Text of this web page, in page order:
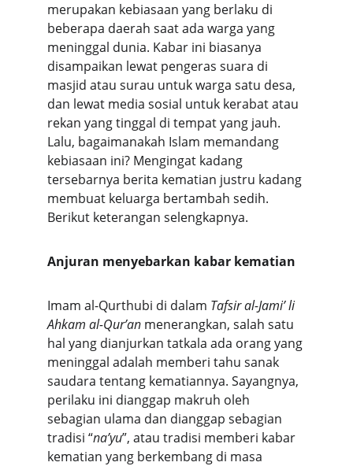
merupakan kebiasaan yang berlaku di
beberapa daerah saat ada warga yang
meninggal dunia. Kabar ini biasanya
disampaikan lewat pengeras suara di
masjid atau surau untuk warga satu desa,
dan lewat media sosial untuk kerabat atau
rekan yang tinggal di tempat yang jauh.
Lalu, bagaimanakah Islam memandang
kebiasaan ini? Mengingat kadang
tersebarnya berita kematian justru kadang
membuat keluarga bertambah sedih.
Berikut keterangan selengkapnya.
Anjuran menyebarkan kabar kematian
Imam al-Qurthubi di dalam Tafsir al-Jami’ li
Ahkam al-Qur’an menerangkan, salah satu
hal yang dianjurkan tatkala ada orang yang
meninggal adalah memberi tahu sanak
saudara tentang kematiannya. Sayangnya,
perilaku ini dianggap makruh oleh
sebagian ulama dan dianggap sebagian
tradisi “na’yu”, atau tradisi memberi kabar
kematian yang berkembang di masa